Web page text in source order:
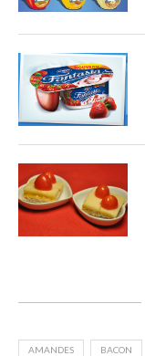
AMANDES BACON